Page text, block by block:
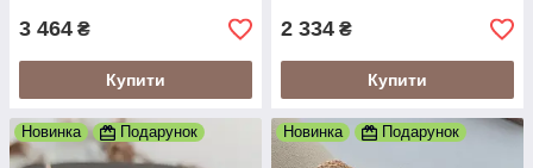
3 464 ₴
Купити
2 334 ₴
Купити
Новинка Подарунок Новинка Подарунок